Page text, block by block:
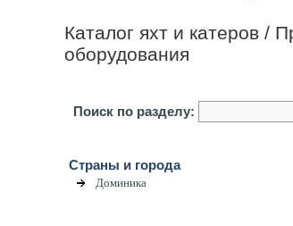
Каталог яхт и катеров /
оборудования
Поиск по разделу:
Страны и города
Доминика